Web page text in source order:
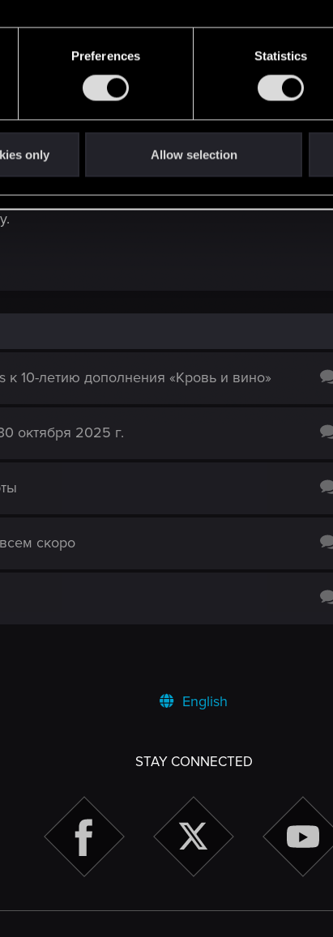
Preferences Statistics
only Allow selection
года были распроданы очень быстро, и
специальную предпродажу. Если вы
почту. Там вы найдете код, который
пройдет с 19 по 21 ноября. 19 ноября
15:00 по Баку и Еревану, 16:00 по
по Киеву и Кишиневу, 01:59 по Минску и
10-летию дополнения «Кровь и вино»
октября 2025 г.
скоро
English
STAY CONNECTED